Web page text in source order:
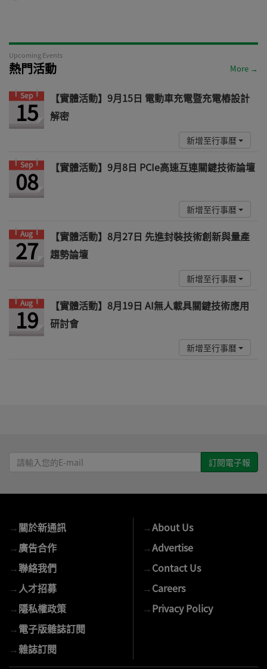
Upcoming Events
熱門活動 More →
Sep
15
【實體活動】9月15日 電動車充電暨充電樁設計
解密
新增至行事曆
Sep
08 【實體活動】9月8日 PCIe高速互連關鍵技術論壇
新增至行事曆
Aug
27
【實體活動】8月27日 先進封裝技術創新與量產
趨勢論壇
新增至行事曆
Aug
19
【實體活動】8月19日 AI無人載具關鍵技術應用
研討會
新增至行事曆
請
輸
E-
mail
→關於新通訊
→廣告合作
→聯絡我們
→ 人才招募
→隱私權政策
→電子版雜誌訂閱
→雜誌訂閱
→About Us
→Advertise
→Contact Us
→Careers
→Privacy Policy